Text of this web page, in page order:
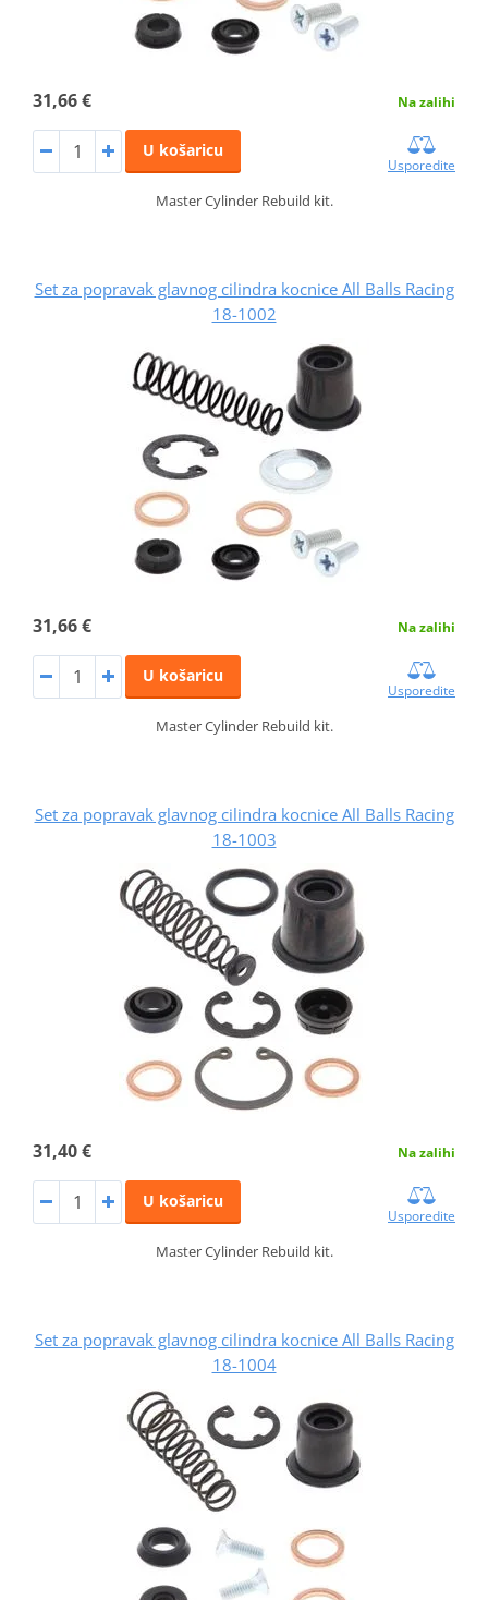
31,66 € Na zalihi
U košaricu
Usporedite
Master Cylinder Rebuild kit.
Set za popravak glavnog cilindra kocnice All Balls Racing
18-1002
31,66 € Na zalihi
U košaricu
Usporedite
Master Cylinder Rebuild kit.
Set za popravak glavnog cilindra kocnice All Balls Racing
18-1003
31,40 € Na zalihi
U košaricu
Usporedite
Master Cylinder Rebuild kit.
Set za popravak glavnog cilindra kocnice All Balls Racing
18-1004